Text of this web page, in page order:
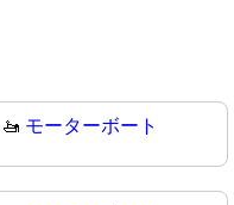
🚤 モーターボート